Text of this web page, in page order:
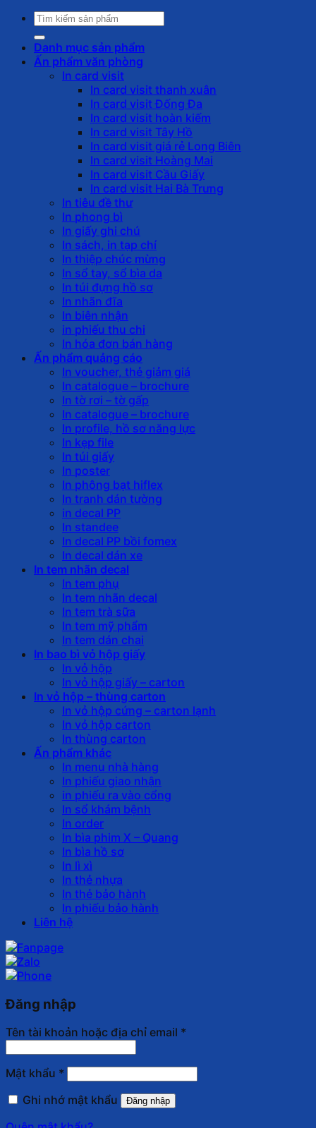
Tìm
kiếm:
Danh mục sản phẩm
Ấn phẩm văn phòng
In card visit
In card visit thanh xuân
In card visit Đống Đa
In card visit hoàn kiếm
In card visit Tây Hồ
In card visit giá rẻ Long Biên
In card visit Hoàng Mai
In card visit Cầu Giấy
In card visit Hai Bà Trưng
In tiêu đề thư
In phong bì
In giấy ghi chú
In sách, in tạp chí
In thiệp chúc mừng
In sổ tay, sổ bìa da
In túi đựng hồ sơ
In nhãn đĩa
In biên nhận
in phiếu thu chi
In hóa đơn bán hàng
Ấn phẩm quảng cáo
In voucher, thẻ giảm giá
In catalogue – brochure
In tờ rơi – tờ gấp
In catalogue – brochure
In profile, hồ sơ năng lực
In kẹp file
In túi giấy
In poster
In phông bạt hiflex
In tranh dán tường
in decal PP
In standee
In decal PP bồi fomex
In decal dán xe
In tem nhãn decal
In tem phụ
In tem nhãn decal
In tem trà sữa
In tem mỹ phẩm
In tem dán chai
In bao bì vỏ hộp giấy
In vỏ hộp
In vỏ hộp giấy – carton
In vỏ hộp – thùng carton
In vỏ hộp cứng – carton lạnh
In vỏ hộp carton
In thùng carton
Ấn phẩm khác
In menu nhà hàng
In phiếu giao nhận
in phiếu ra vào cổng
In sổ khám bệnh
In order
In bìa phim X – Quang
In bìa hồ sơ
In lì xì
In thẻ nhựa
In thẻ bảo hành
In phiếu bảo hành
Liên hệ
Đăng nhập
Tên tài khoản hoặc địa chỉ email *
Mật khẩu *
Ghi nhớ mật khẩu
Đăng nhập